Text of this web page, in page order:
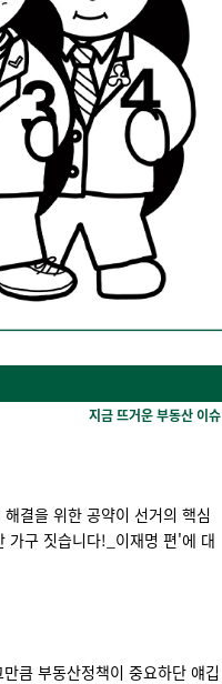
지금 뜨거운 부동산 이슈
결을 위한 공약이 선거의 핵심
가구 짓습니다!_이재명 편'에 대
큼 부동산정책이 중요하단 얘깁